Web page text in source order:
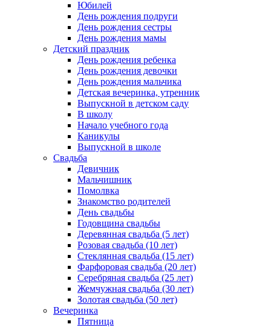
Юбилей
День рождения подруги
День рождения сестры
День рождения мамы
Детский праздник
День рождения ребенка
День рождения девочки
День рождения мальчика
Детская вечеринка, утренник
Выпускной в детском саду
В школу
Начало учебного года
Каникулы
Выпускной в школе
Свадьба
Девичник
Мальчишник
Помолвка
Знакомство родителей
День свадьбы
Годовщина свадьбы
Деревянная свадьба (5 лет)
Розовая свадьба (10 лет)
Стеклянная свадьба (15 лет)
Фарфоровая свадьба (20 лет)
Серебряная свадьба (25 лет)
Жемчужная свадьба (30 лет)
Золотая свадьба (50 лет)
Вечеринка
Пятница